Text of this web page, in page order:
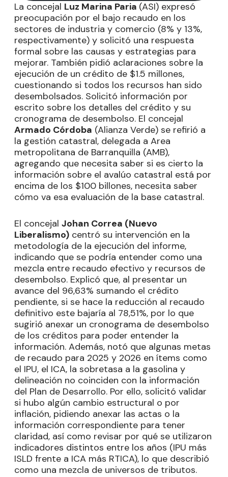
La concejal Luz Marina Paria (ASI) expresó
preocupación por el bajo recaudo en los
sectores de industria y comercio (8% y 13%,
respectivamente) y solicitó una respuesta
formal sobre las causas y estrategias para
mejorar. También pidió aclaraciones sobre la
ejecución de un crédito de $1.5 millones,
cuestionando si todos los recursos han sido
desembolsados. Solicitó información por
escrito sobre los detalles del crédito y su
cronograma de desembolso. El concejal
Armado Córdoba (Alianza Verde) se refirió a
la gestión catastral, delegada a Area
metropolitana de Barranquilla (AMB),
agregando que necesita saber si es cierto la
información sobre el avalúo catastral está por
encima de los $100 billones, necesita saber
cómo va esa evaluación de la base catastral.
El concejal Johan Correa (Nuevo
Liberalismo) centró su intervención en la
metodología de la ejecución del informe,
indicando que se podría entender como una
mezcla entre recaudo efectivo y recursos de
desembolso. Explicó que, al presentar un
avance del 96,63% sumando el crédito
pendiente, si se hace la reducción al recaudo
definitivo este bajaría al 78,51%, por lo que
sugirió anexar un cronograma de desembolso
de los créditos para poder entender la
información. Además, notó que algunas metas
de recaudo para 2025 y 2026 en ítems como
el IPU, el ICA, la sobretasa a la gasolina y
delineación no coinciden con la información
del Plan de Desarrollo. Por ello, solicitó validar
si hubo algún cambio estructural o por
inflación, pidiendo anexar las actas o la
información correspondiente para tener
claridad, así como revisar por qué se utilizaron
indicadores distintos entre los años (IPU más
ISLD frente a ICA más RTICA), lo que describió
como una mezcla de universos de tributos.